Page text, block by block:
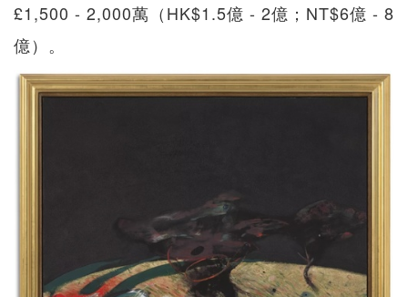
£1,500 - 2,000萬（HK$1.5億 - 2億；NT$6億 - 8
億）。